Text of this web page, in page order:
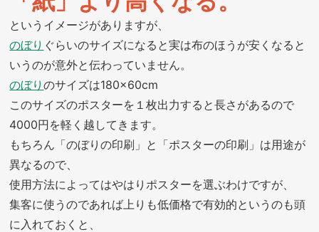
というイメージがありますが、
のぼり ぐらいのサイズになると実は布のほうが安くなると
いうのが意外と伝わっていません。
のぼりのサイズは180×60cm
このサイズのポスターを１枚出力すると長さがあるので
4000円を軽く越してきます。
もちろん「のぼりの印刷」と「ポスターの印刷」は用途が
異なるので、
使用方法によってはやはりポスターを選ぶわけですが、
集客に使うのであれば上りも低価格で有効的というのも頭
に入れておくと、